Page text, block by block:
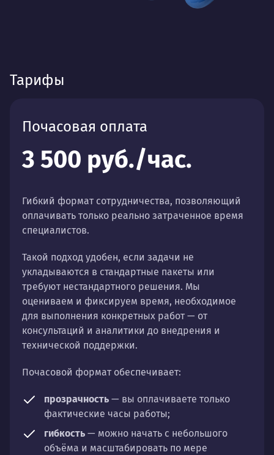
Тарифы
Почасовая оплата
3 500 руб./час.
Гибкий формат сотрудничества, позволяющий
оплачивать только реально затраченное время
специалистов.
Такой подход удобен, если задачи не
укладываются в стандартные пакеты или
требуют нестандартного решения. Мы
оцениваем и фиксируем время, необходимое
для выполнения конкретных работ — от
консультаций и аналитики до внедрения и
технической поддержки.
Почасовой формат обеспечивает:
прозрачность — вы оплачиваете только
фактические часы работы;
гибкость — можно начать с небольшого
объёма и масштабировать по мере